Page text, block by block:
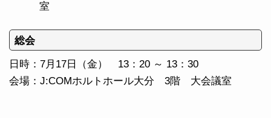
室
総会
日時：7月17日（金） 13：20 ～ 13：30
会場：J:COMホルトホール大分 3階 大会議室